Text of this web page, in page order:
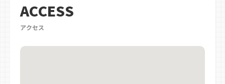
ACCESS
アクセス